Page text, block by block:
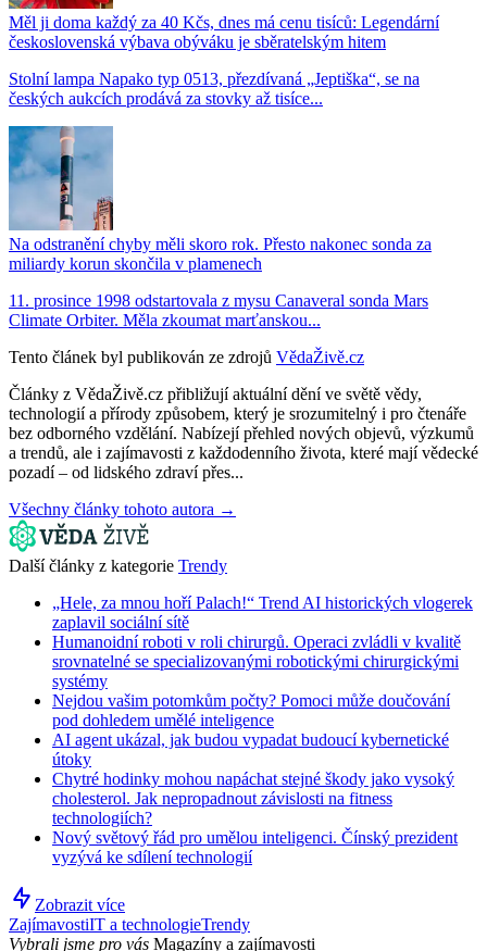
Měl ji doma každý za 40 Kčs, dnes má cenu tisíců: Legendární
československá výbava obýváku je sběratelským hitem
Stolní lampa Napako typ 0513, přezdívaná „Jeptiška“, se na
českých aukcích prodává za stovky až tisíce...
Na odstranění chyby měli skoro rok. Přesto nakonec sonda za
miliardy korun skončila v plamenech
11. prosince 1998 odstartovala z mysu Canaveral sonda Mars
Climate Orbiter. Měla zkoumat marťanskou...
Tento článek byl publikován ze zdrojů VědaŽivě.cz
Články z VědaŽivě.cz přibližují aktuální dění ve světě vědy,
technologií a přírody způsobem, který je srozumitelný i pro čtenáře
bez odborného vzdělání. Nabízejí přehled nových objevů, výzkumů
a trendů, ale i zajímavosti z každodenního života, které mají vědecké
pozadí – od lidského zdraví přes...
Všechny články tohoto autora →
Další články z kategorie Trendy
„Hele, za mnou hoří Palach!“ Trend AI historických vlogerek
zaplavil sociální sítě
Humanoidní roboti v roli chirurgů. Operaci zvládli v kvalitě
srovnatelné se specializovanými robotickými chirurgickými
systémy
Nejdou vašim potomkům počty? Pomoci může doučování
pod dohledem umělé inteligence
AI agent ukázal, jak budou vypadat budoucí kybernetické
útoky
Chytré hodinky mohou napáchat stejné škody jako vysoký
cholesterol. Jak nepropadnout závislosti na fitness
technologiích?
Nový světový řád pro umělou inteligenci. Čínský prezident
vyzývá ke sdílení technologií
Zobrazit více
ZajímavostiIT a technologieTrendy
Vybrali jsme pro vás Magazíny a zajímavosti